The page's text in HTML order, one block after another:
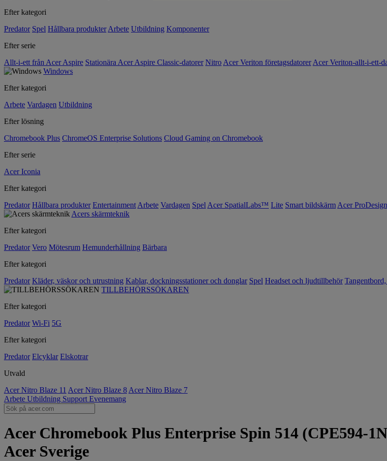
Efter kategori
Predator Spel Hållbara produkter Arbete Utbildning Komponenter
Efter serie
Allt-i-ett från Acer Aspire Stationära Acer Aspire Classic-datorer Nitro Acer Veriton företagsdatorer Acer Veriton-allt-i-ett-
Windows
Efter kategori
Arbete Vardagen Utbildning
Efter lösning
Chromebook Plus ChromeOS Enterprise Solutions Cloud Gaming on Chromebook
Efter serie
Acer Iconia
Efter kategori
Predator Hållbara produkter Entertainment Arbete Vardagen Spel Acer SpatialLabs™ Lite Smart bildskärm Acer
Acers skärmteknik
Efter kategori
Predator Vero Mötesrum Hemunderhållning Bärbara
Efter kategori
Predator Kläder, väskor och utrustning Kablar, dockningsstationer och donglar Spel Headset och ljudtillbehör
TILLBEHÖRSSÖKAREN
Efter kategori
Predator Wi-Fi 5G
Efter kategori
Predator Elcyklar Elskotrar
Utvald
Acer Nitro Blaze 11 Acer Nitro Blaze 8 Acer Nitro Blaze 7
Arbete Utbildning Support Evenemang
Acer Chromebook Plus Enterprise Spin 514 (CPE594-
Acer Sverige